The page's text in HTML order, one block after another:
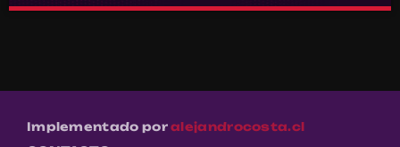
Música
Implementado poralejandrocosta.cl